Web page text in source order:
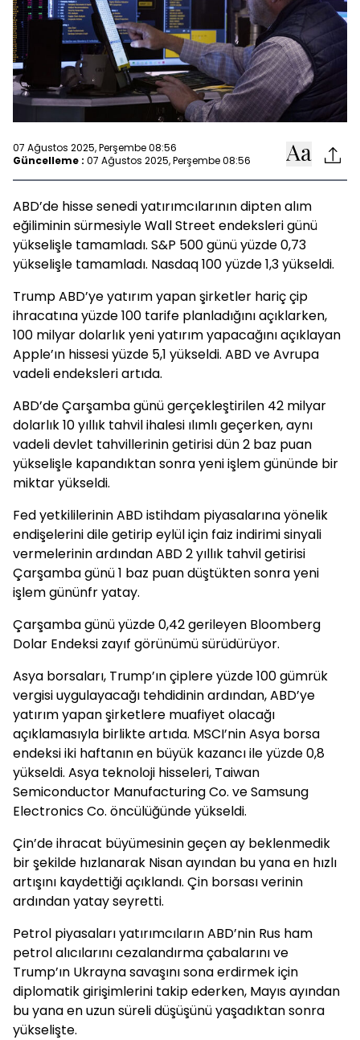
07 Ağustos 2025, Perşembe 08:56
Güncelleme : 07 Ağustos 2025, Perşembe 08:56
ABD’de hisse senedi yatırımcılarının dipten alım
eğiliminin sürmesiyle Wall Street endeksleri günü
yükselişle tamamladı. S&P 500 günü yüzde 0,73
yükselişle tamamladı. Nasdaq 100 yüzde 1,3 yükseldi.
Trump ABD’ye yatırım yapan şirketler hariç çip
ihracatına yüzde 100 tarife planladığını açıklarken,
100 milyar dolarlık yeni yatırım yapacağını açıklayan
Apple’ın hissesi yüzde 5,1 yükseldi. ABD ve Avrupa
vadeli endeksleri artıda.
ABD’de Çarşamba günü gerçekleştirilen 42 milyar
dolarlık 10 yıllık tahvil ihalesi ılımlı geçerken, aynı
vadeli devlet tahvillerinin getirisi dün 2 baz puan
yükselişle kapandıktan sonra yeni işlem gününde bir
miktar yükseldi.
Fed yetkililerinin ABD istihdam piyasalarına yönelik
endişelerini dile getirip eylül için faiz indirimi sinyali
vermelerinin ardından ABD 2 yıllık tahvil getirisi
Çarşamba günü 1 baz puan düştükten sonra yeni
işlem gününfr yatay.
Çarşamba günü yüzde 0,42 gerileyen Bloomberg
Dolar Endeksi zayıf görünümü sürüdürüyor.
Asya borsaları, Trump’ın çiplere yüzde 100 gümrük
vergisi uygulayacağı tehdidinin ardından, ABD’ye
yatırım yapan şirketlere muafiyet olacağı
açıklamasıyla birlikte artıda. MSCI’nin Asya borsa
endeksi iki haftanın en büyük kazancı ile yüzde 0,8
yükseldi. Asya teknoloji hisseleri, Taiwan
Semiconductor Manufacturing Co. ve Samsung
Electronics Co. öncülüğünde yükseldi.
Çin’de ihracat büyümesinin geçen ay beklenmedik
bir şekilde hızlanarak Nisan ayından bu yana en hızlı
artışını kaydettiği açıklandı. Çin borsası verinin
ardından yatay seyretti.
Petrol piyasaları yatırımcıların ABD’nin Rus ham
petrol alıcılarını cezalandırma çabalarını ve
Trump’ın Ukrayna savaşını sona erdirmek için
diplomatik girişimlerini takip ederken, Mayıs ayından
bu yana en uzun süreli düşüşünü yaşadıktan sonra
yükselişte.